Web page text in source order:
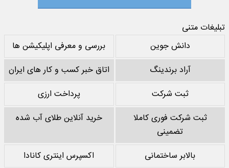
تبلیغات متنی
دانش جوین
بررسی و معرفی اپلیکیشن ها
آراد برندینگ
اتاق خبر کسب و کار های ایران
ثبت شرکت
پرداخت ارزی
ثبت شرکت فوری کاملا
تضمینی
خرید آنلاین طلای آب شده
بالابر ساختمانی اکسپرس اینتری کانادا